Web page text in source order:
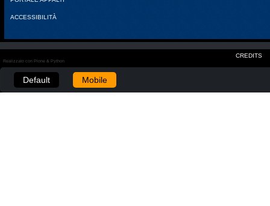
ACCESSIBILITÀ
CREDITS
Realizzato con Plone & Python
Default Mobile